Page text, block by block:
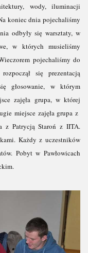
wody, iluminacji
koniec dnia pojechaliśmy
odbyły się warsztaty, w
w których musieliśmy
pojechaliśmy do
się prezentacją
głosowanie, w którym
zajęła grupa, w której
miejsce zajęła grupa z
z Patrycją Staroń z IITA.
Każdy z uczestników
Pobyt w Pawłowicach